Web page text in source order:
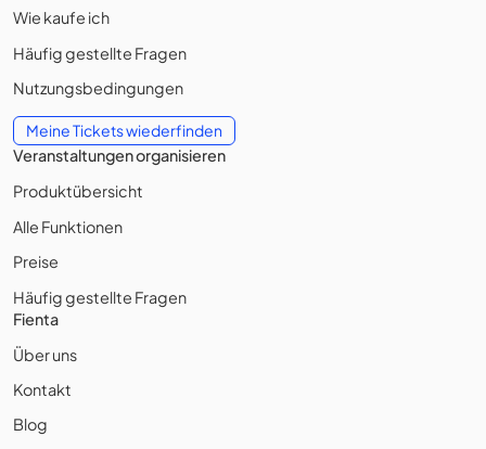
Wie kaufe ich
Häufig gestellte Fragen
Nutzungsbedingungen
Meine Tickets wiederfinden
Veranstaltungen organisieren
Produktübersicht
Alle Funktionen
Preise
Häufig gestellte Fragen
Fienta
Über uns
Kontakt
Blog